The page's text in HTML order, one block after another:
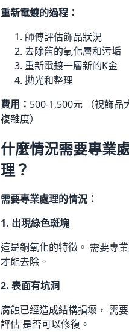
重新電鍍的過程：
師傅評估飾品狀況
去除舊的氧化層和污垢
重新電鍍一層新的K金
拋光和整理
費用： 500-1,500元 （視飾品
複雜度）
什麼情況需要專業
理？
需要專業處理的情況：
1. 出現綠色斑塊
這是銅氧化的特徵。 需要專
才能去除。
2. 表面有坑洞
腐蝕已經造成結構損壞， 需
評估 是否可以修復。